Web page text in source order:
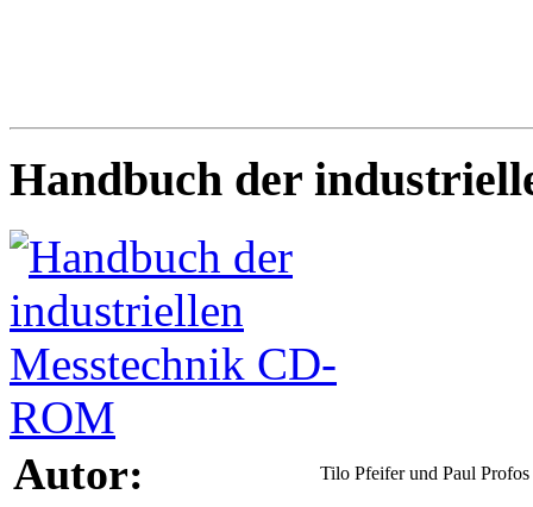
Handbuch der
Autor: Tilo Pfeifer und Paul Profos